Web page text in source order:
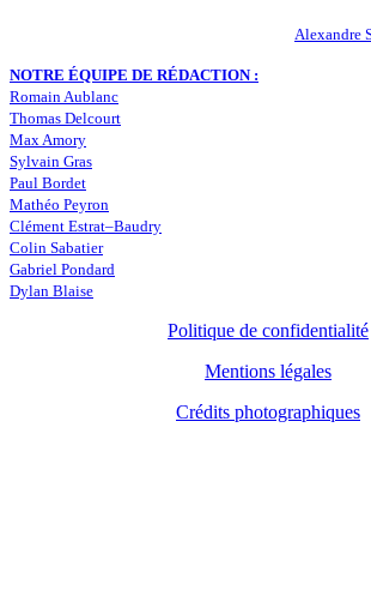
Alexandre
NOTRE ÉQUIPE DE RÉDACTION :
Romain Aublanc
Thomas Delcourt
Max Amory
Sylvain Gras
Paul Bordet
Mathéo Peyron
Clément Estrat–Baudry
Colin Sabatier
Gabriel Pondard
Dylan Blaise
Politique de confidentialité
Mentions légales
Crédits photographiques